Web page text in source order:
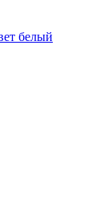
белый